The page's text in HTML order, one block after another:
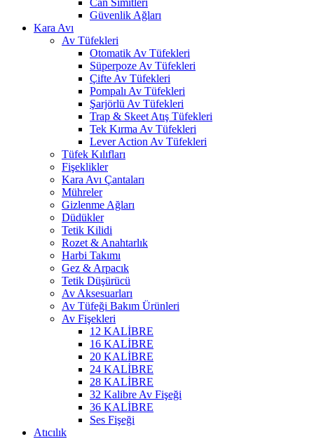
Can Simitleri
Güvenlik Ağları
Kara Avı
Av Tüfekleri
Otomatik Av Tüfekleri
Süperpoze Av Tüfekleri
Çifte Av Tüfekleri
Pompalı Av Tüfekleri
Şarjörlü Av Tüfekleri
Trap & Skeet Atış Tüfekleri
Tek Kırma Av Tüfekleri
Lever Action Av Tüfekleri
Tüfek Kılıfları
Fişeklikler
Kara Avı Çantaları
Mühreler
Gizlenme Ağları
Düdükler
Tetik Kilidi
Rozet & Anahtarlık
Harbi Takımı
Gez & Arpacık
Tetik Düşürücü
Av Aksesuarları
Av Tüfeği Bakım Ürünleri
Av Fişekleri
12 KALİBRE
16 KALİBRE
20 KALİBRE
24 KALİBRE
28 KALİBRE
32 Kalibre Av Fişeği
36 KALİBRE
Ses Fişeği
Atıcılık